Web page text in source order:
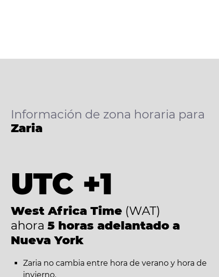
Información de zona horaria para
Zaria
UTC +1
West Africa Time (WAT)
ahora 5 horas adelantado a
Nueva York
Zaria no cambia entre hora de verano y hora de
invierno.